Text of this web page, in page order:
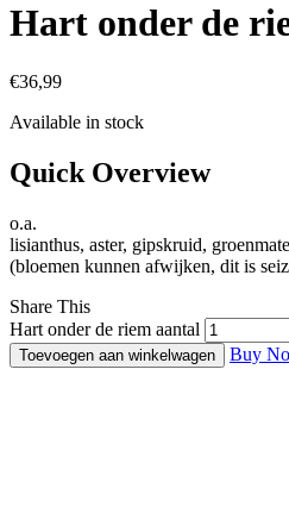
Hart onder de
€36,99
Available in stock
Quick Overview
o.a.
lisianthus, aster, gipskruid,
(bloemen kunnen afwijken, dit is
Share This
Hart onder de riem aantal
Toevoegen aan winkelwagen Buy